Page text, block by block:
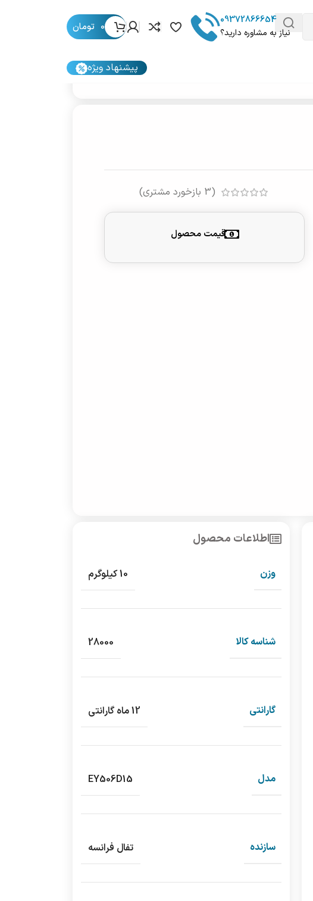
09372866654
نیاز به مشاوره دارید؟
0 تومان
پیشنهاد ویژه
(
3 بازخورد مشتری)
قیمت محصول
اطلاعات محصول
وزن 10 کیلوگرم
شناسه کالا 28000
گارانتی 12 ماه گارانتی
مدل EY506D15
سازنده تفال فرانسه